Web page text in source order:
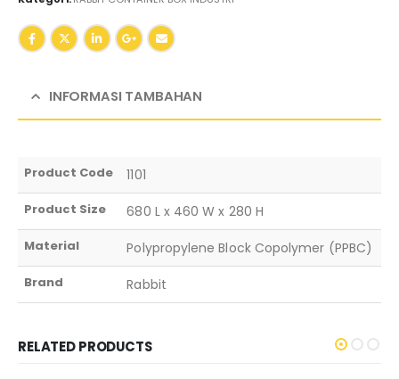
INFORMASI TAMBAHAN
Product Code 1101
Product Size 680 L x 460 W x 280 H
Material Polypropylene Block Copolymer (PPBC)
Brand Rabbit
RELATED PRODUCTS